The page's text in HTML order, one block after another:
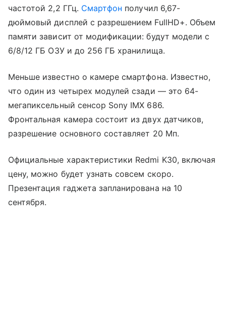
частотой 2,2 ГГц. Смартфон получил 6,67-
дюймовый дисплей с разрешением FullHD+. Объем
памяти зависит от модификации: будут модели с
6/8/12 ГБ ОЗУ и до 256 ГБ хранилища.
Меньше известно о камере смартфона. Известно,
что один из четырех модулей сзади — это 64-
мегапиксельный сенсор Sony IMX 686.
Фронтальная камера состоит из двух датчиков,
разрешение основного составляет 20 Мп.
Официальные характеристики Redmi K30, включая
цену, можно будет узнать совсем скоро.
Презентация гаджета запланирована на 10
сентября.